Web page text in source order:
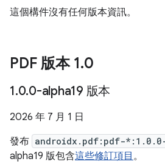
這個構件沒有任何版本資訊。
PDF 版本 1.0
1.0.0-alpha19 版本
2026 年 7 月 1 日
發布 androidx.pdf:pdf-
alpha19 版包含這些修訂項目 。